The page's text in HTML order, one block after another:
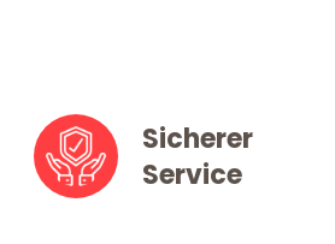
Sicherer
Service